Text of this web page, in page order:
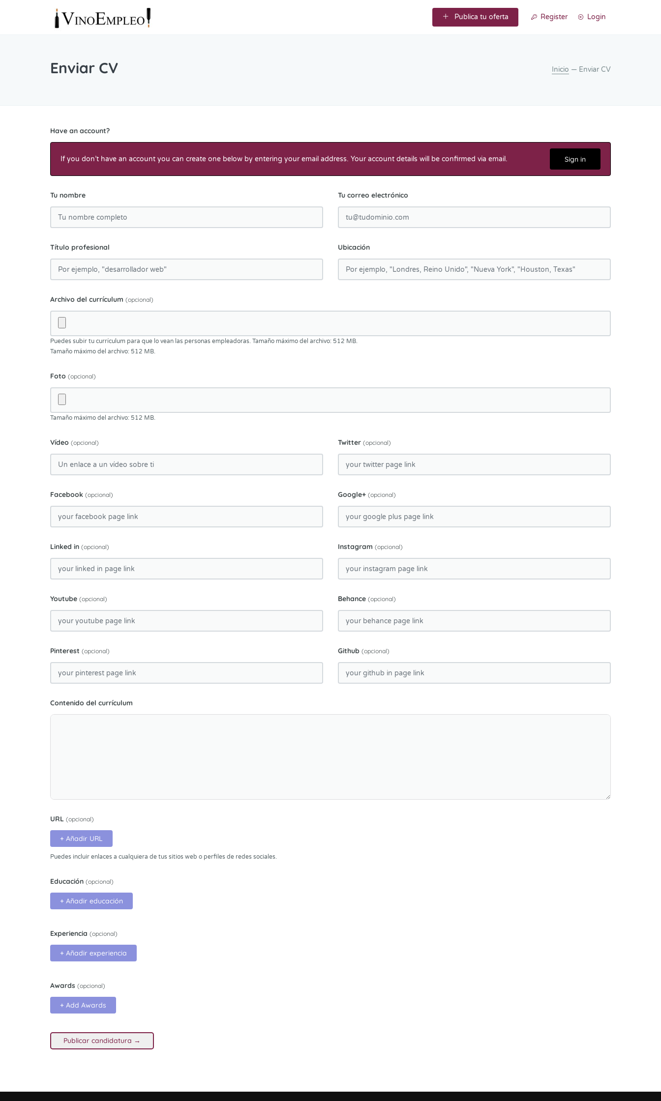
Publica tu oferta Register Login
Enviar CV Inicio — Enviar CV
Have an account?
Sign in
If you don’t have an account you can create one below by entering your email address. Your account details will be confirmed via email.
Tu nombre Tu correo electrónico
Título profesional Ubicación
Foto (opcional)
Tamaño máximo del archivo: 512 MB.
Vídeo (opcional) Twitter (opcional)
Facebook (opcional) Google+ (opcional)
Linked in (opcional) Instagram (opcional)
Youtube (opcional) Behance (opcional)
Pinterest (opcional) Github (opcional)
Contenido del currículum
URL (opcional)
+ Añadir URL
Puedes incluir enlaces a cualquiera de tus sitios web o perfiles de redes sociales.
Educación (opcional)
+ Añadir educación
Experiencia (opcional)
+ Añadir experiencia
Awards (opcional)
+ Add Awards
Archivo del currículum (opcional)
Puedes subir tu currículum para que lo vean las personas empleadoras. Tamaño máximo del archivo: 512 MB.
Tamaño máximo del archivo: 512 MB.